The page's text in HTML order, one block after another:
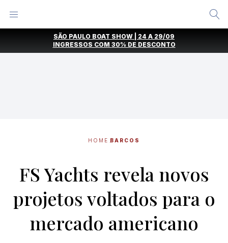
SÃO PAULO BOAT SHOW | 24 A 29/09
INGRESSOS COM 30% DE DESCONTO
HOME BARCOS
FS Yachts revela novos
projetos voltados para o
mercado americano